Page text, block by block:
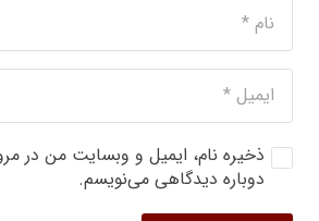
ذخیره نام، ایمیل و وبسایت من در
دوباره دیدگاهی می‌نویسم.